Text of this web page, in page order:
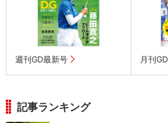
週刊GD最新号 月刊
記事ランキング